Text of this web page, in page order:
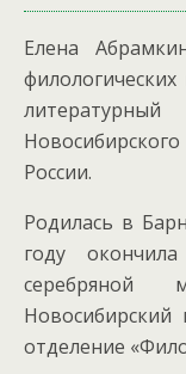
Елена
филологических
России.
Родилась в
году
Новосибирский
отделение